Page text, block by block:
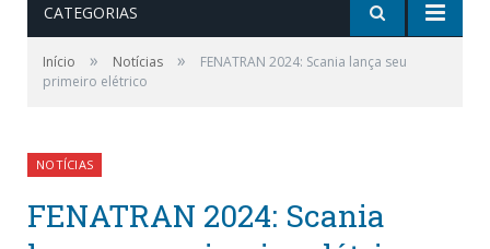
CATEGORIAS
Início » Notícias »
FENATRAN 2024: Scania lança seu
primeiro elétrico
NOTÍCIAS
FENATRAN 2024: Scania